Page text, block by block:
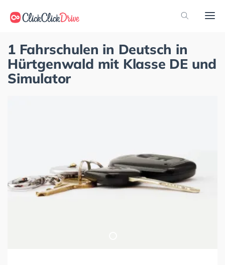
1 Fahrschulen in Deutsch in
Hürtgenwald mit Klasse DE und
Simulator